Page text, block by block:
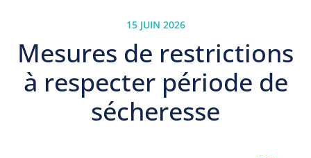
15 JUIN 2026
Mesures de restrictions
à respecter période de
sécheresse